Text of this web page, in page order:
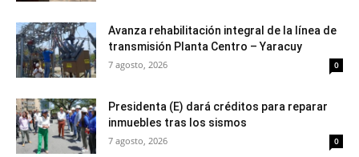
Avanza rehabilitación integral de la línea de
transmisión Planta Centro – Yaracuy
7 agosto, 2026 0
Presidenta (E) dará créditos para reparar
inmuebles tras los sismos
7 agosto, 2026 0